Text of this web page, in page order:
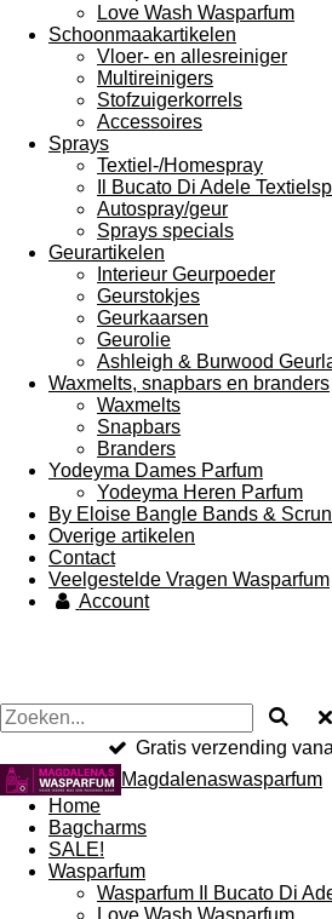
Love Wash Wasparfum
Schoonmaakartikelen
Vloer- en allesreiniger
Multireinigers
Stofzuigerkorrels
Accessoires
Sprays
Textiel-/Homespray
Il Bucato Di Adele
Autospray/geur
Sprays specials
Geurartikelen
Interieur Geurpoeder
Geurstokjes
Geurkaarsen
Geurolie
Ashleigh & Burwood
Waxmelts, snapbars en branders
Waxmelts
Snapbars
Branders
Yodeyma Dames Parfum
Yodeyma Heren Parfum
By Eloise Bangle Bands &
Overige artikelen
Contact
Veelgestelde Vragen Wasparfum
Account
Gratis verzending
Magdalenaswasparfum
Home
Bagcharms
SALE!
Wasparfum
Wasparfum Il Bucato Di
Love Wash Wasparfum